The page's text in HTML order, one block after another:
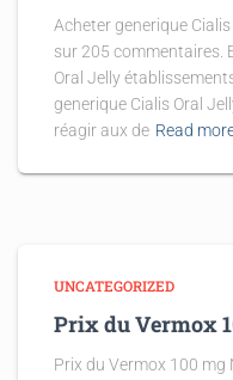
Acheter generique
sur 205 commentaires.
Oral Jelly
generique Cialis Oral
réagir aux de Read
UNCATEGORIZED
Prix du Vermox
Prix du Vermox 100 mg